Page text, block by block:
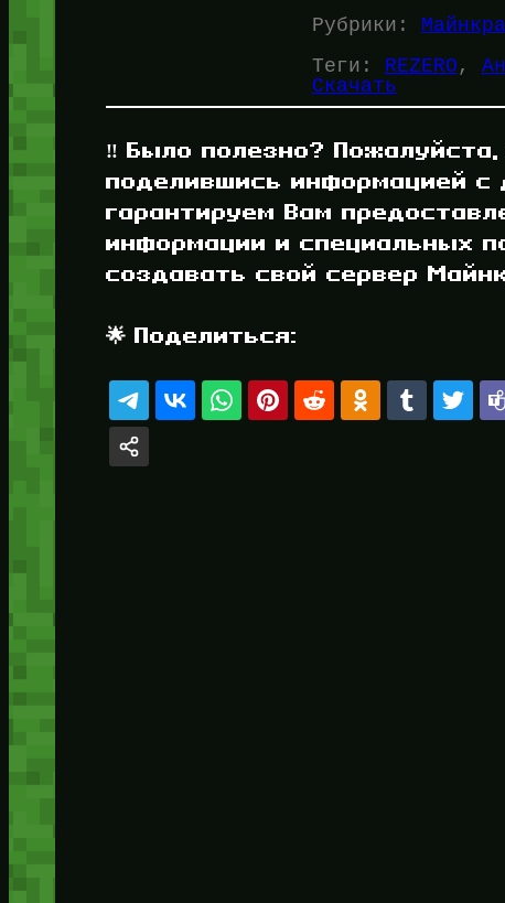
Рубрики:
Теги: REZERO ,
Скачать
‼️ Было полезно?
поделившись информацией
гарантируем Вам
информации и специальных
создавать свой сервер
🌟 Поделиться: